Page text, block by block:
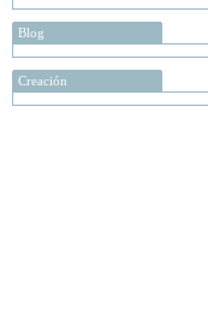
Blog
Creación